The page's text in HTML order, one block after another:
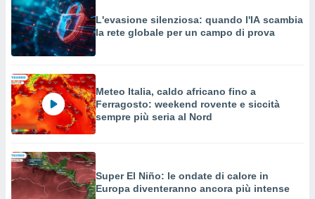
L'evasione silenziosa: quando l'IA scambia
la rete globale per un campo di prova
Meteo Italia, caldo africano fino a
Ferragosto: weekend rovente e siccità
sempre più seria al Nord
Super El Niño: le ondate di calore in
Europa diventeranno ancora più intense